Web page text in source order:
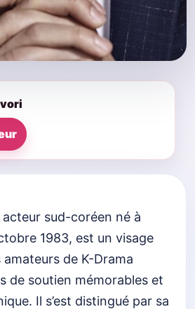
sud-coréen né à
1983, est un visage
de K-Drama
de soutien mémorables et
Il s’est distingué par sa